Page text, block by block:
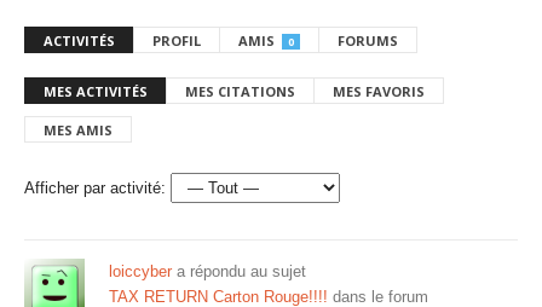
ACTIVITÉS PROFIL AMIS 0 FORUMS
MES ACTIVITÉS MES CITATIONS MES FAVORIS
MES AMIS
Afficher par activité:
loiccyber a répondu au sujet
TAX RETURN Carton Rouge!!!! dans le forum